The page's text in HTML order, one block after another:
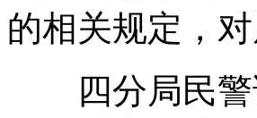
的相关规定，
四分局民警